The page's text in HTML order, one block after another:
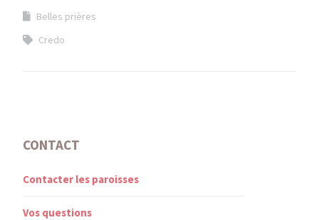
Belles prières
Credo
CONTACT
Contacter les paroisses
Vos questions